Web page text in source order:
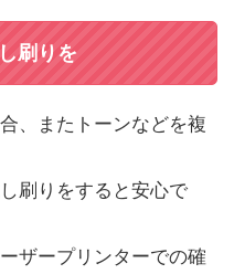
刷りを
、またトーンなどを複
刷りをすると安心で
ザープリンターでの確